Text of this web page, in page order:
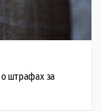
штрафах за